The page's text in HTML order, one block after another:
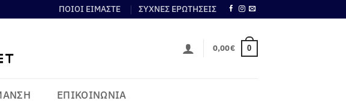
ΠΟΙΟΙ ΕΙΜΑΣΤΕ ΣΥΧΝΕΣ ΕΡΩΤΗΣΕΙΣ
0,00€ 0
ΕΠΙΚΟΙΝΩΝΙΑ